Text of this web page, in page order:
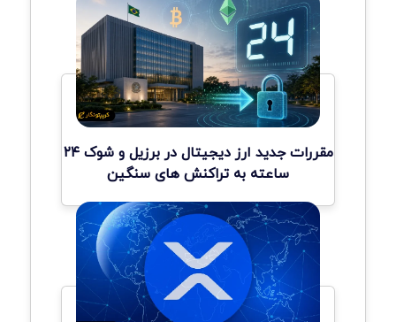
مقررات جدید ارز دیجیتال در برزیل و شوک ۲۴
ساعته به تراکنش های سنگین